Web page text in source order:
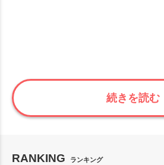
続きを読む
RANKING ランキング